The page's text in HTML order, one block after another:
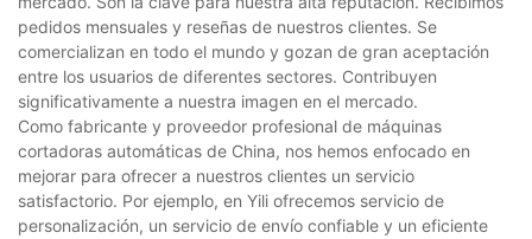
pedidos mensuales y reseñas de nuestros clientes. Se
comercializan en todo el mundo y gozan de gran aceptación
entre los usuarios de diferentes sectores. Contribuyen
significativamente a nuestra imagen en el mercado.
Como fabricante y proveedor profesional de máquinas
cortadoras automáticas de China, nos hemos enfocado en
mejorar para ofrecer a nuestros clientes un servicio
satisfactorio. Por ejemplo, en Yili ofrecemos servicio de
personalización, un servicio de envío confiable y un eficiente